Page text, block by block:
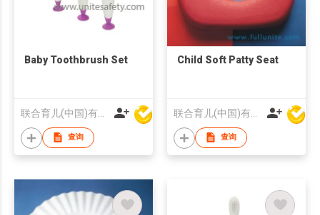
Baby Toothbrush Set
查询
Child Soft Patty Seat
查询